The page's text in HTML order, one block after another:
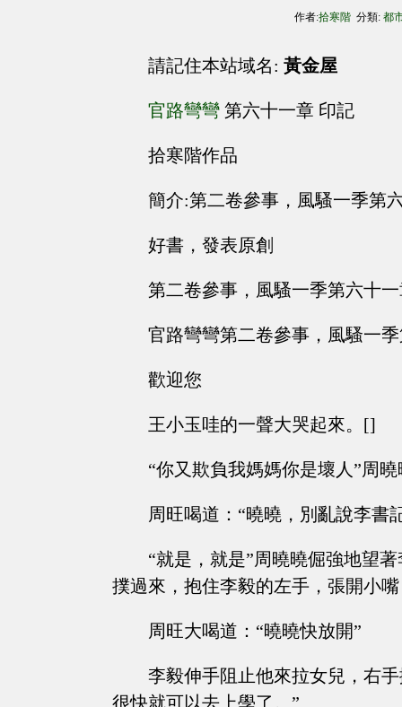
作者:拾寒階 分類: 都
請記住本站域名: 黃金屋
官路彎彎 第六十一章 印記
拾寒階作品
簡介:第二卷參事，風騷一季第
好書，發表原創
第二卷參事，風騷一季第六十
官路彎彎第二卷參事，風騷一
歡迎您
王小玉哇的一聲大哭起來。[]
“你又欺負我媽媽你是壞人”周
周旺喝道：“曉曉，別亂說李書
“就是，就是”周曉曉倔強地望
撲過來，抱住李毅的左手，張開小
周旺大喝道：“曉曉快放開”
李毅伸手阻止他來拉女兒，右
很快就可以去上學了。”